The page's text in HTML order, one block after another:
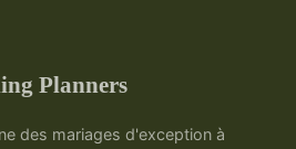
Planners
des mariages d'exception à